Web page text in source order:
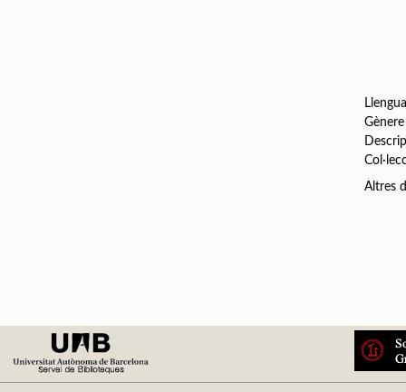
Gènere
Altres